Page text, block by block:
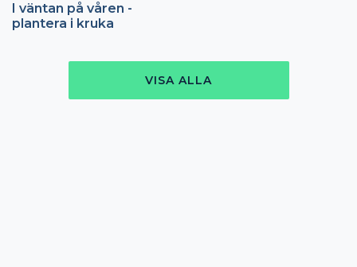
I väntan på våren -
plantera i kruka
VISA ALLA